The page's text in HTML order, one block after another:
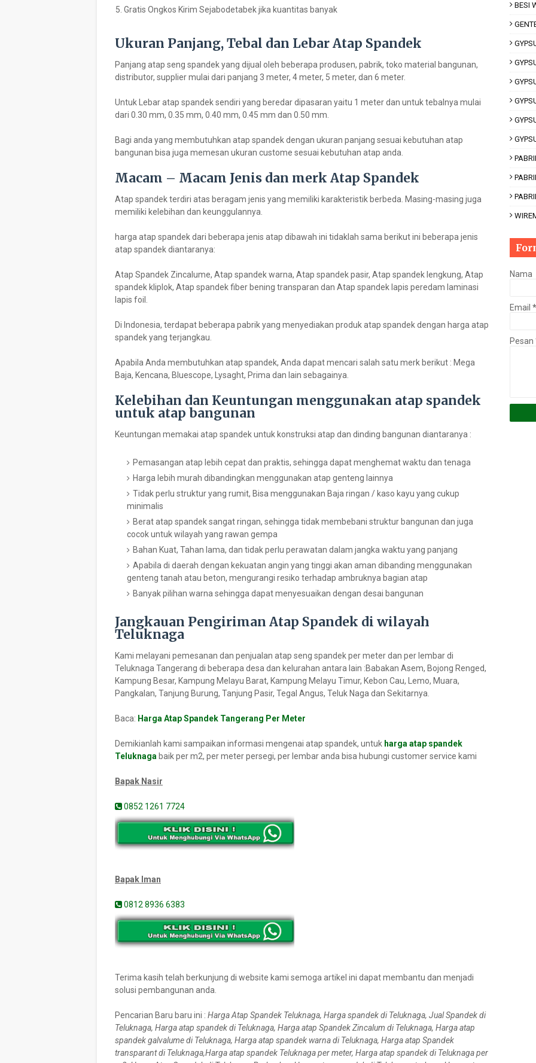
Gratis Ongkos Kirim Sejabodetabek jika kuantitas banyak
Ukuran Panjang, Tebal dan Lebar Atap Spandek
Panjang atap seng spandek yang dijual oleh beberapa produsen, pabrik, toko material bangunan,
distributor, supplier mulai dari panjang 3 meter, 4 meter, 5 meter, dan 6 meter.
Untuk Lebar atap spandek sendiri yang beredar dipasaran yaitu 1 meter dan untuk tebalnya mulai
dari 0.30 mm, 0.35 mm, 0.40 mm, 0.45 mm dan 0.50 mm.
Bagi anda yang membutuhkan atap spandek dengan ukuran panjang sesuai kebutuhan atap
bangunan bisa juga memesan ukuran custome sesuai kebutuhan atap anda.
Macam – Macam Jenis dan merk Atap Spandek
Atap spandek terdiri atas beragam jenis yang memiliki karakteristik berbeda. Masing-masing juga
memiliki kelebihan dan keunggulannya.
harga atap spandek dari beberapa jenis atap dibawah ini tidaklah sama berikut ini beberapa jenis
atap spandek diantaranya:
Atap Spandek Zincalume, Atap spandek warna, Atap spandek pasir, Atap spandek lengkung, Atap
spandek kliplok, Atap spandek fiber bening transparan dan Atap spandek lapis peredam laminasi
lapis foil.
Di Indonesia, terdapat beberapa pabrik yang menyediakan produk atap spandek dengan harga atap
spandek yang terjangkau.
Apabila Anda membutuhkan atap spandek, Anda dapat mencari salah satu merk berikut : Mega
Baja, Kencana, Bluescope, Lysaght, Prima dan lain sebagainya.
Kelebihan dan Keuntungan menggunakan atap spandek
untuk atap bangunan
Keuntungan memakai atap spandek untuk konstruksi atap dan dinding bangunan diantaranya :
Pemasangan atap lebih cepat dan praktis, sehingga dapat menghemat waktu dan tenaga
Harga lebih murah dibandingkan menggunakan atap genteng lainnya
Tidak perlu struktur yang rumit, Bisa menggunakan Baja ringan / kaso kayu yang cukup
minimalis
Berat atap spandek sangat ringan, sehingga tidak membebani struktur bangunan dan juga
cocok untuk wilayah yang rawan gempa
Bahan Kuat, Tahan lama, dan tidak perlu perawatan dalam jangka waktu yang panjang
Apabila di daerah dengan kekuatan angin yang tinggi akan aman dibanding menggunakan
genteng tanah atau beton, mengurangi resiko terhadap ambruknya bagian atap
Banyak pilihan warna sehingga dapat menyesuaikan dengan desai bangunan
Jangkauan Pengiriman Atap Spandek di wilayah
Teluknaga
Kami melayani pemesanan dan penjualan atap seng spandek per meter dan per lembar di
Teluknaga Tangerang di beberapa desa dan kelurahan antara lain :Babakan Asem, Bojong Renged,
Kampung Besar, Kampung Melayu Barat, Kampung Melayu Timur, Kebon Cau, Lemo, Muara,
Pangkalan, Tanjung Burung, Tanjung Pasir, Tegal Angus, Teluk Naga dan Sekitarnya.
Baca: Harga Atap Spandek Tangerang Per Meter
Demikianlah kami sampaikan informasi mengenai atap spandek, untuk harga atap spandek
Teluknaga baik per m2, per meter persegi, per lembar anda bisa hubungi customer service kami
Bapak Nasir
0852 1261 7724
Bapak Iman
0812 8936 6383
Terima kasih telah berkunjung di website kami semoga artikel ini dapat membantu dan menjadi
solusi pembangunan anda.
Pencarian Baru baru ini : Harga Atap Spandek Teluknaga, Harga spandek di Teluknaga, Jual Spandek di
Teluknaga, Harga atap spandek di Teluknaga, Harga atap Spandek Zincalum di Teluknaga, Harga atap
spandek galvalume di Teluknaga, Harga atap spandek warna di Teluknaga, Harga atap Spandek
transparant di Teluknaga,Harga atap spandek Teluknaga per meter, Harga atap spandek di Teluknaga per
BESI
Nama
Email *
Pesan